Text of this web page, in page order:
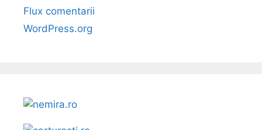
Flux comentarii
WordPress.org